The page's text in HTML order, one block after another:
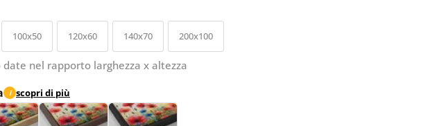
100x50 120x60 140x70 200x100
nel rapporto larghezza x altezza
i scopri di più